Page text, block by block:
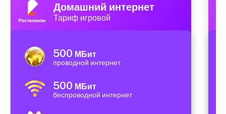
Домашний интернет
Тариф игровой
500 МБит
проводной интернет
500 МБит
беспроводной интернет